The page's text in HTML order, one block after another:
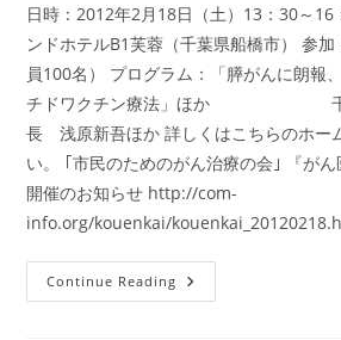
ワ
ク
チ
ン
療
法」
懇
談
会
日時：2012年2月18日（土）13：30～16
ンドホテルB1芙蓉（千葉県船橋市） 参
員100名） プログラム：「膵がんに朗報
チドワクチン療法」ほか 千葉
長 浅原新吾ほか 詳しくはこちらのホー
い。 ｢市民のためのがん治療の会｣ 『がん
開催のお知らせ http://com-
info.org/kouenkai/
Continue Reading 2012-
2-